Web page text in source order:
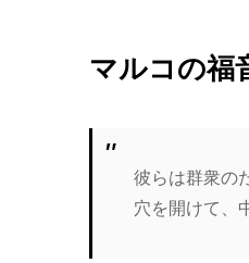
マルコの
彼らは群衆の
穴を開けて、